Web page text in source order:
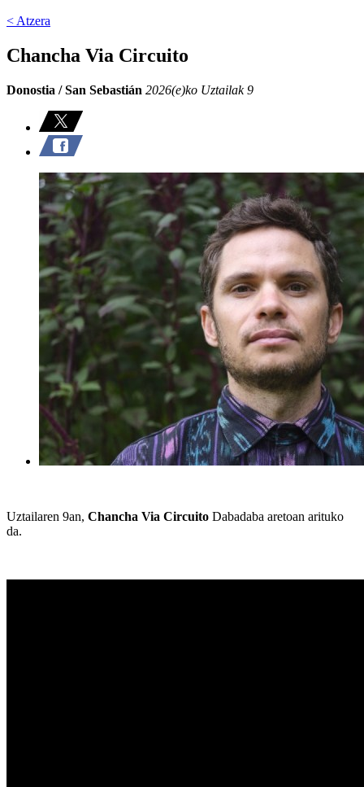
< Atzera
Chancha Via Circuito
Donostia / San Sebastián 2026(e)ko Uztailak 9
Uztailaren 9an, Chancha Via Circuito Dabadaba aretoan arituko
da.